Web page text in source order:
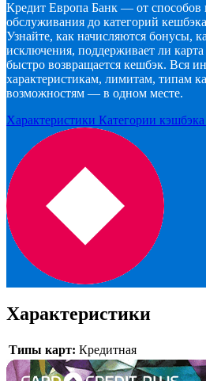
Кредит Европа Банк — от способов
обслуживания до категорий
Узнайте, как начисляются бонусы,
исключения, поддерживает ли
быстро возвращается кешбэк. Вся
характеристикам, лимитам, типам
возможностям — в одном месте.
Характеристики Категории кэшбэка
Характеристики
Типы карт: Кредитная